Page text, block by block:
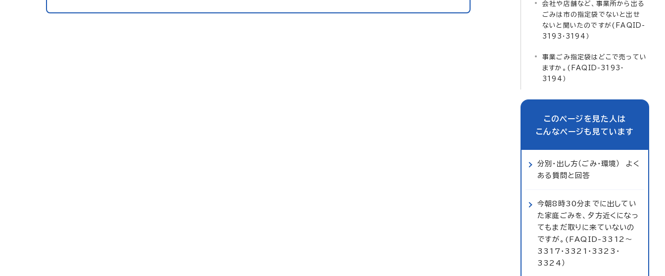
会社や店舗など、事業所から出る
ごみは市の指定袋でないと出せ
ないと聞いたのですが(FAQID-
3193・3194）
事業ごみ指定袋はどこで売ってい
ますか。(FAQID-3193・
3194）
このページを見た人は
こんなページも見ています
分別・出し方（ごみ・環境） よく
ある質問と回答
今朝8時30分までに出してい
た家庭ごみを、夕方近くになっ
てもまだ取りに来ていないの
ですが。(FAQID-3312～
3317・3321・3323・
3324）